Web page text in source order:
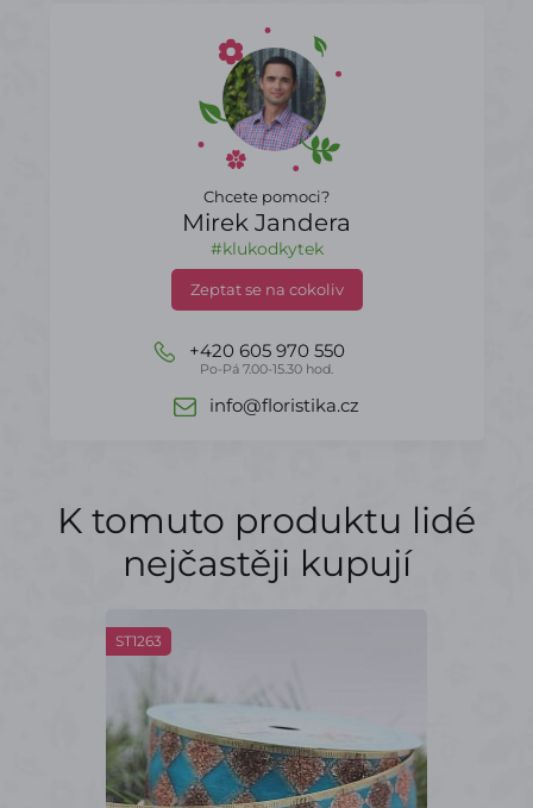
Chcete pomoci?
Mirek Jandera
#klukodkytek
Zeptat se na cokoliv
+420 605 970 550
Po-Pá 7.00-15.30 hod.
info@floristika.cz
K tomuto produktu lidé
nejčastěji kupují
ST1263